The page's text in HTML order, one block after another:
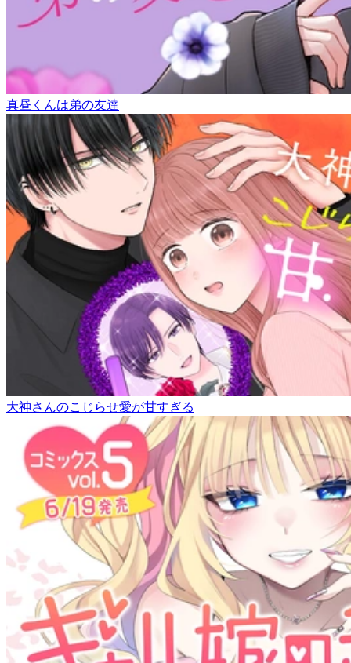
真昼くんは弟の友達
大神さんのこじらせ愛が甘すぎる